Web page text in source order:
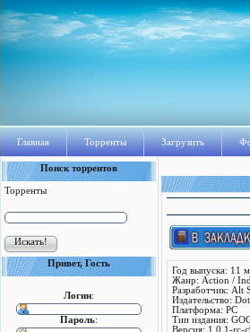
Главная Торренты Загрузить
Поиск торрентов
Торренты
Привет, Гость
Логин:
Пароль:
Год выпуска: 11
Жанр: Action /
Разработчик: Alt
Издательство:
Платформа: PC
Тип издания:
Версия: 1.0.1-rc-